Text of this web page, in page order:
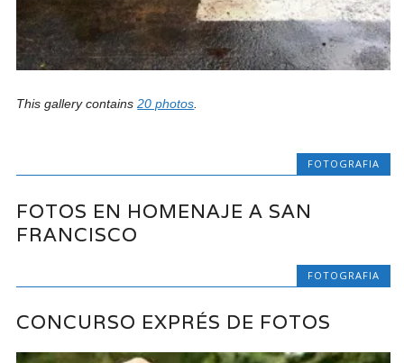
This gallery contains20 photos.
FOTOGRAFIA
FOTOS EN HOMENAJE A SAN
FRANCISCO
FOTOGRAFIA
CONCURSO EXPRÉS DE FOTOS